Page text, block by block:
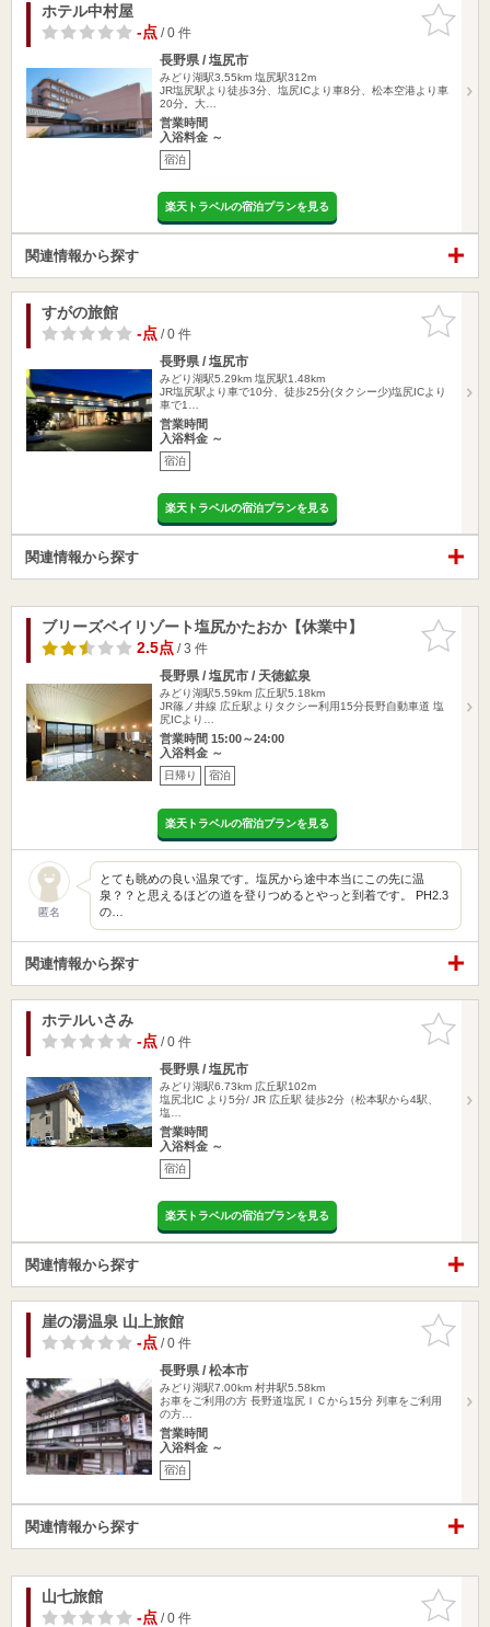
お気に入
りに追加
ホテル中村屋
-点/ 0 件
長野県 / 塩尻市
みどり湖駅3.55km 塩尻駅312m
JR塩尻駅より徒歩3分、塩尻ICより車8分、松本空港より車
20分。大…
営業時間
入浴料金 ～
宿泊
楽天トラベルの宿泊プランを見る
関連情報から探す
お気に入
りに追加
すがの旅館
-点/ 0 件
長野県 / 塩尻市
みどり湖駅5.29km 塩尻駅1.48km
JR塩尻駅より車で10分、徒歩25分(タクシー少)塩尻ICより
車で1…
営業時間
入浴料金 ～
宿泊
楽天トラベルの宿泊プランを見る
関連情報から探す
お気に入
りに追加
ブリーズベイリゾート塩尻かたおか【休業中】
2.5点/ 3 件
長野県 / 塩尻市 / 天徳鉱泉
みどり湖駅5.59km 広丘駅5.18km
JR篠ノ井線 広丘駅よりタクシー利用15分長野自動車道 塩
尻ICより…
営業時間 15:00～24:00
入浴料金 ～
日帰り 宿泊
楽天トラベルの宿泊プランを見る
匿名
とても眺めの良い温泉です。塩尻から途中本当にこの先に温
泉？？と思えるほどの道を登りつめるとやっと到着です。 PH2.3
の…
関連情報から探す
お気に入
りに追加
ホテルいさみ
-点/ 0 件
長野県 / 塩尻市
みどり湖駅6.73km 広丘駅102m
塩尻北IC より5分/ JR 広丘駅 徒歩2分（松本駅から4駅、
塩…
営業時間
入浴料金 ～
宿泊
楽天トラベルの宿泊プランを見る
関連情報から探す
お気に入
りに追加
崖の湯温泉 山上旅館
-点/ 0 件
長野県 / 松本市
みどり湖駅7.00km 村井駅5.58km
お車をご利用の方 長野道塩尻ＩＣから15分 列車をご利用
の方…
営業時間
入浴料金 ～
宿泊
関連情報から探す
お気に入
りに追加
山七旅館
-点/ 0 件